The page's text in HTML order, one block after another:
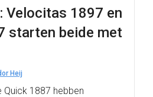
Velocitas 1897 en
starten beide met
Heij
1887 hebben